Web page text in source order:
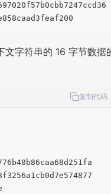
文字符串的 16 字节数据
复制代码